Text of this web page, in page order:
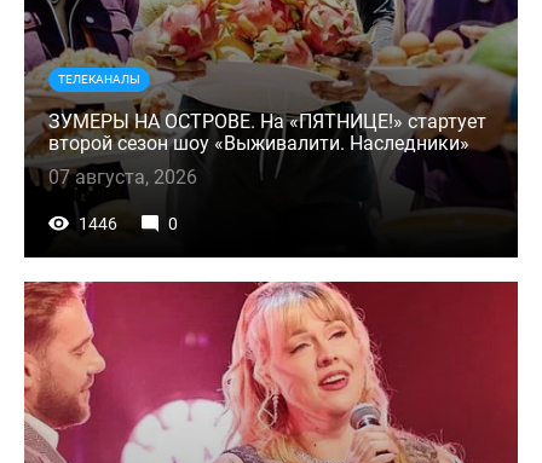
ТЕЛЕКАНАЛЫ
ЗУМЕРЫ НА ОСТРОВЕ. На «ПЯТНИЦЕ!» стартует
второй сезон шоу «Выживалити. Наследники»
07 августа, 2026
1446 0